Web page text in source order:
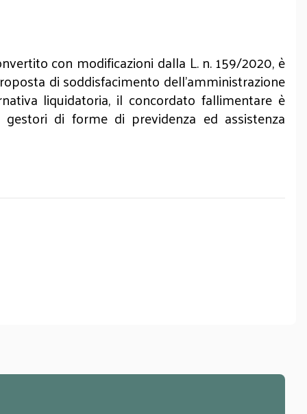
con modificazioni dalla L. n. 159/2020, è
di soddisfacimento dell’amministrazione
liquidatoria, il concordato fallimentare è
di forme di previdenza ed assistenza